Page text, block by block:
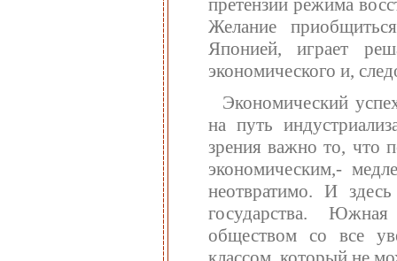
претензий режима
Желание
Японией, играет
экономического и,
Экономический
на путь
зрения важно то, что
экономическим,-
неотвратимо. И
государства.
обществом со все